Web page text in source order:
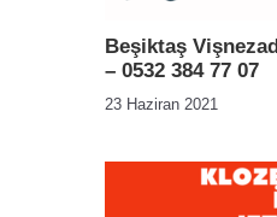
Beşiktaş
– 0532 384 77 07
23 Haziran 2021